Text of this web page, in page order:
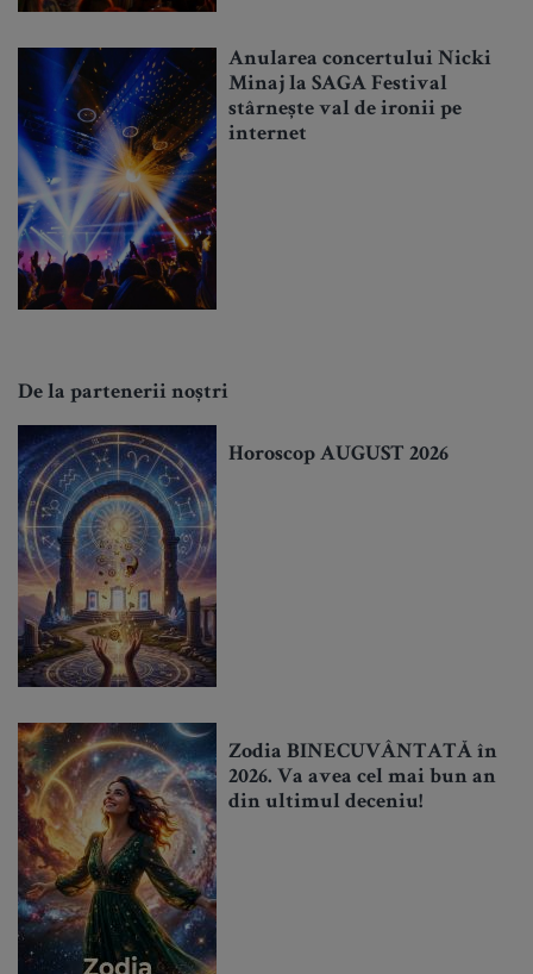
Anularea concertului Nicki
Minaj la SAGA Festival
stârnește val de ironii pe
internet
De la partenerii noștri
Horoscop AUGUST 2026
Zodia BINECUVÂNTATĂ în
2026. Va avea cel mai bun an
din ultimul deceniu!